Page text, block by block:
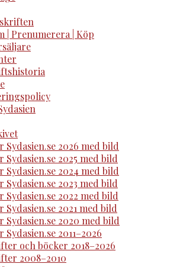
| Prenumerera | Köp
2026 med bild
2025 med bild
2024 med bild
2023 med bild
2022 med bild
2021 med bild
2020 med bild
2011–2026
och böcker 2018–2026
2008–2010